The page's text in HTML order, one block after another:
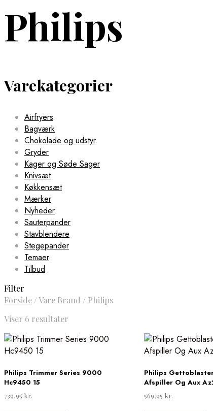
Philips
Varekategorier
Airfryers
Bagværk
Chokolade og udstyr
Gryder
Kager og Søde Sager
Knivsæt
Køkkensæt
Mærker
Nyheder
Sauterpander
Stavblendere
Stegepander
Temaer
Tilbud
Filter
Forside /Vare Brand / Philips
Viser 6 resultater
pris:
lav
Philips Trimmer Series 9000
Hc9450 15
739,95 kr.
Philips
Afspiller Og Aux
569,95 kr.